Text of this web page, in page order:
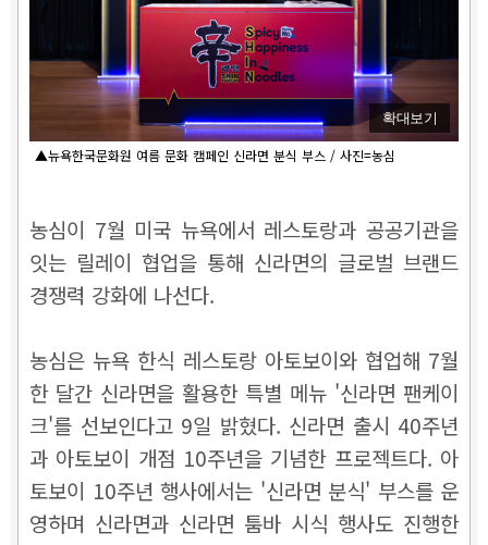
확대보기
▲뉴욕한국문화원 여름 문화 캠페인 신라면 분식 부스 / 사진=농심
농심이 7월 미국 뉴욕에서 레스토랑과 공공기관을
잇는 릴레이 협업을 통해 신라면의 글로벌 브랜드
경쟁력 강화에 나선다.
농심은 뉴욕 한식 레스토랑 아토보이와 협업해 7월
한 달간 신라면을 활용한 특별 메뉴 '신라면 팬케이
크'를 선보인다고 9일 밝혔다. 신라면 출시 40주년
과 아토보이 개점 10주년을 기념한 프로젝트다. 아
토보이 10주년 행사에서는 '신라면 분식' 부스를 운
영하며 신라면과 신라면 툼바 시식 행사도 진행한